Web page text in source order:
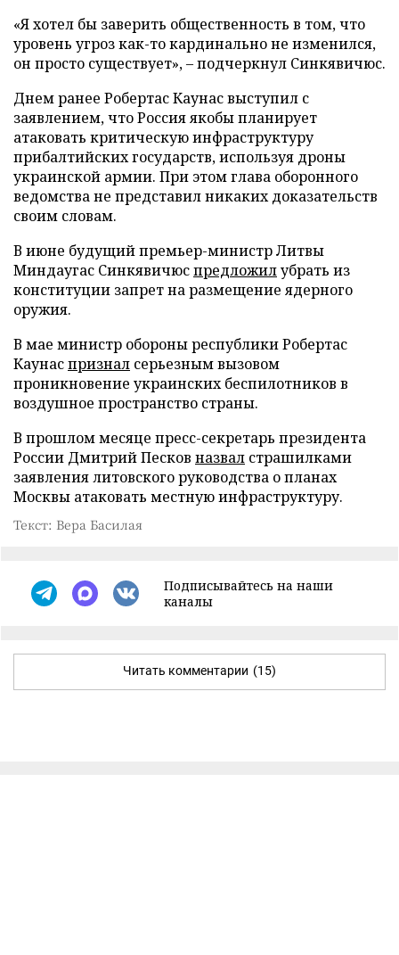
«Я хотел бы заверить общественность в том, что
уровень угроз как-то кардинально не изменился,
он просто существует», – подчеркнул Синкявичюс.
Днем ранее Робертас Каунас выступил с
заявлением, что Россия якобы планирует
атаковать критическую инфраструктуру
прибалтийских государств, используя дроны
украинской армии. При этом глава оборонного
ведомства не представил никаких доказательств
своим словам.
В июне будущий премьер-министр Литвы
Миндаугас Синкявичюспредложилубрать из
конституции запрет на размещение ядерного
оружия.
В мае министр обороны республики Робертас
Каунаспризнал серьезным вызовом
проникновение украинских беспилотников в
воздушное пространство страны.
В прошлом месяце пресс-секретарь президента
России Дмитрий Песков назвал страшилками
заявления литовского руководства о планах
Москвы атаковать местную инфраструктуру.
Текст: Вера Басилая
Подписывайтесь на наши
каналы
Читать комментарии (15)